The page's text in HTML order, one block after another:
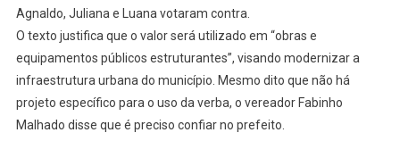
Agnaldo, Juliana e Luana votaram contra.
O texto justifica que o valor será utilizado em “obras e
equipamentos públicos estruturantes”, visando modernizar a
infraestrutura urbana do município. Mesmo dito que não há
projeto específico para o uso da verba, o vereador Fabinho
Malhado disse que é preciso confiar no prefeito.